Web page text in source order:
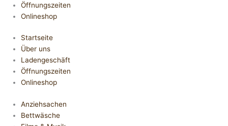
Öffnungszeiten
Onlineshop
Startseite
Über uns
Ladengeschäft
Öffnungszeiten
Onlineshop
Anziehsachen
Bettwäsche